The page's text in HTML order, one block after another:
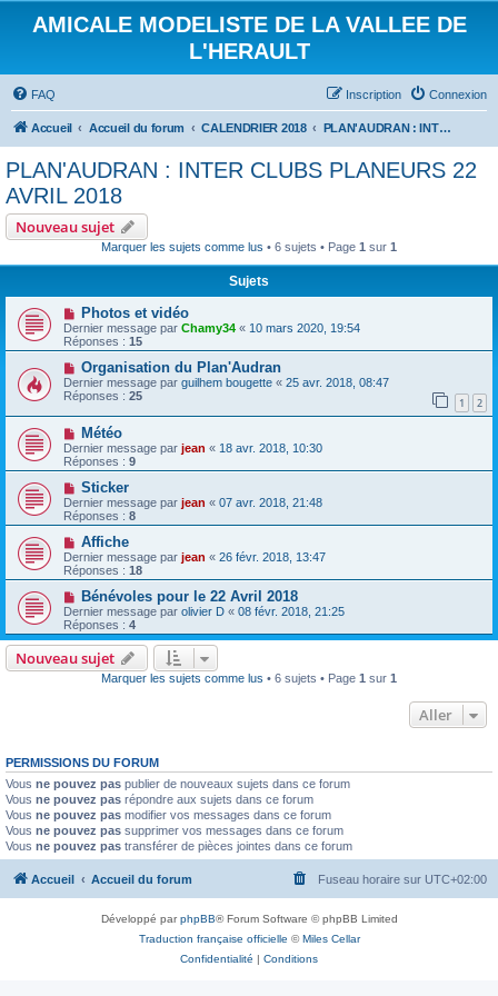
AMICALE MODELISTE DE LA VALLEE DE
L'HERAULT
FAQ Connexion
Inscription
Accueil Accueil du forum CALENDRIER 2018 PLAN'AUDRAN : INTER CLUBS PLANEURS 22 AVRIL 2018
PLAN'AUDRAN : INTER CLUBS PLANEURS 22
AVRIL 2018
Nouveau sujet
Marquer les sujets comme lus • 6 sujets • Page 1 sur 1
Sujets
Photos et vidéo
Dernier message par Chamy34 « 10 mars 2020, 19:54
Réponses : 15
Organisation du Plan'Audran
Dernier message par guilhem bougette « 25 avr. 2018, 08:47
Réponses : 25 1 2
Météo
Dernier message par jean « 18 avr. 2018, 10:30
Réponses : 9
Sticker
Dernier message par jean « 07 avr. 2018, 21:48
Réponses : 8
Affiche
Dernier message par jean « 26 févr. 2018, 13:47
Réponses : 18
Bénévoles pour le 22 Avril 2018
Dernier message par olivier D « 08 févr. 2018, 21:25
Réponses : 4
Nouveau sujet
Marquer les sujets comme lus • 6 sujets • Page 1 sur 1
Aller
PERMISSIONS DU FORUM
Vous ne pouvez pas publier de nouveaux sujets dans ce forum
Vous ne pouvez pas répondre aux sujets dans ce forum
Vous ne pouvez pas modifier vos messages dans ce forum
Vous ne pouvez pas supprimer vos messages dans ce forum
Vous ne pouvez pas transférer de pièces jointes dans ce forum
Accueil Accueil du forum Fuseau horaire sur UTC+02:00
Développé parphpBB® Forum Software © phpBB Limited
Traduction française officielle ©Miles Cellar
Confidentialité | Conditions